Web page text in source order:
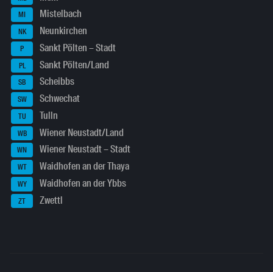
MI Mistelbach
NK Neunkirchen
P Sankt Pölten – Stadt
PL Sankt Pölten/Land
SB Scheibbs
SW Schwechat
TU Tulln
WB Wiener Neustadt/Land
WN Wiener Neustadt – Stadt
WT Waidhofen an der Thaya
WY Waidhofen an der Ybbs
ZT Zwettl